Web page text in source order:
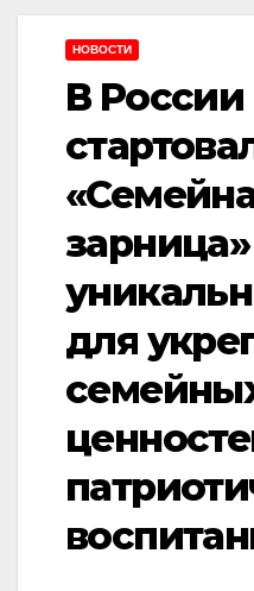
НОВОСТИ
В России
зарница»
для